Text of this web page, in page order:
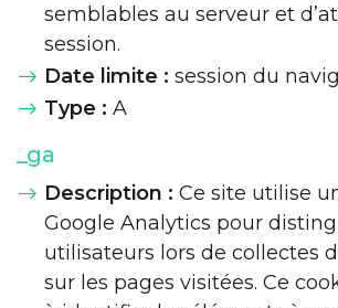
semblables au serveur et
session.
Date limite : session du
Type : A
_ga
Description : Ce site utilise
Google Analytics pour
utilisateurs lors de collectes
sur les pages visitées. Ce